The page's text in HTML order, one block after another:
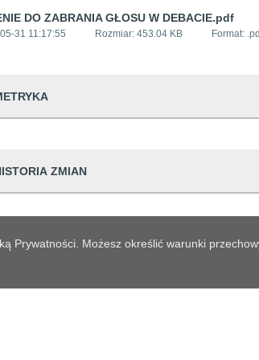
DO ZABRANIA GŁOSU W DEBACIE.pdf
31 11:17:55 Rozmiar: 453.04 KB Format: .
informację
informację
ZMIAN
Prywatności. Możesz określić warunki